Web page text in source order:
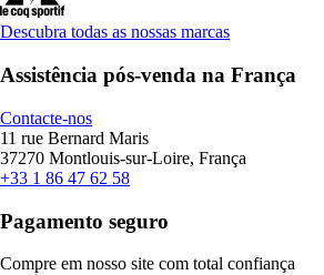
Descubra todas as nossas marcas
Assistência pós-venda na França
Contacte-nos
11 rue Bernard Maris
37270 Montlouis-sur-Loire, França
+33 1 86 47 62 58
Pagamento seguro
Compre em nosso site com total confiança